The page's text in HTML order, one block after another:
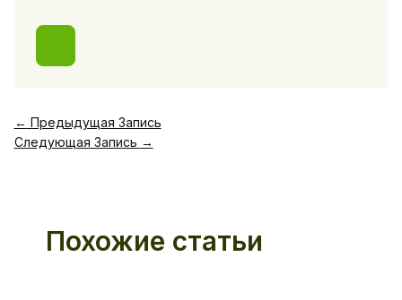
← Предыдущая Запись
Следующая Запись →
Похожие статьи